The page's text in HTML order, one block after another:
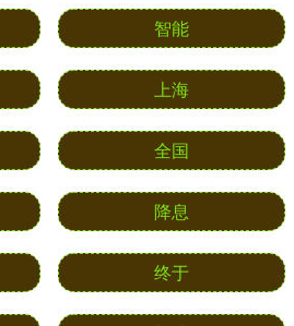
智能
上海
全国
降息
终于